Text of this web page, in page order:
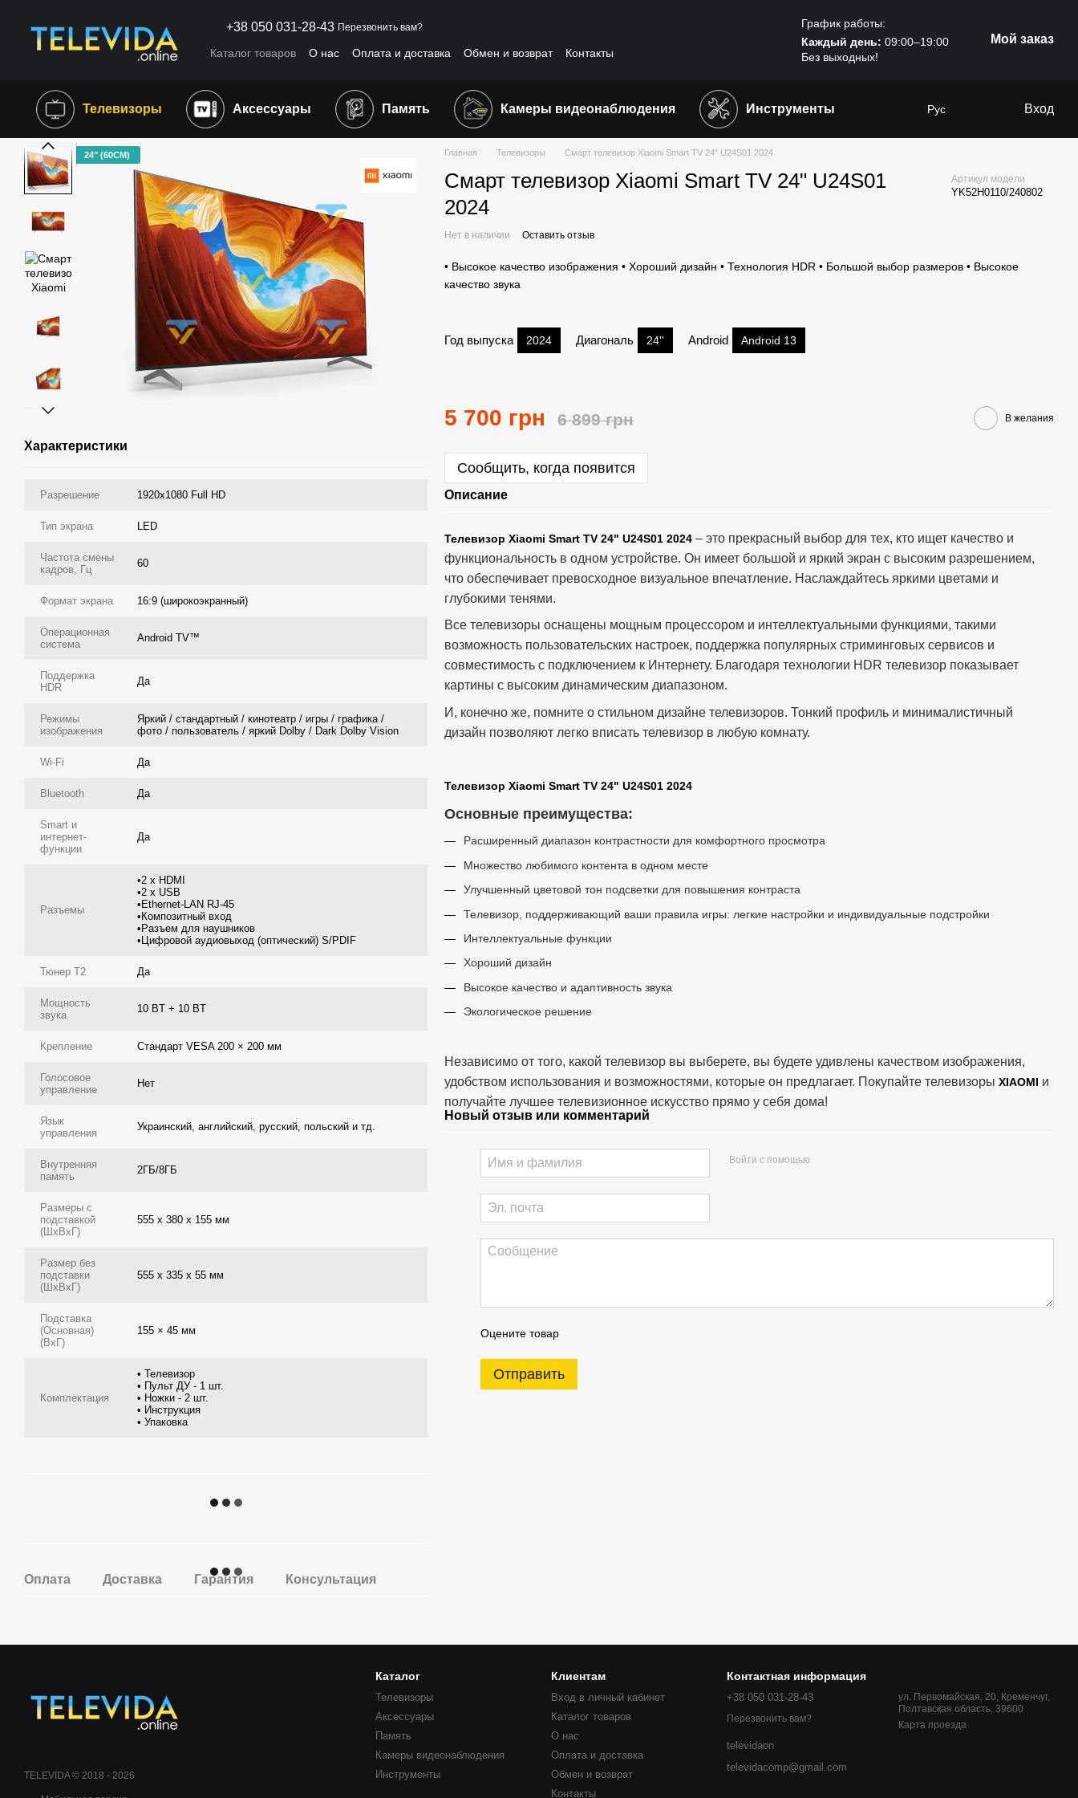
+38 050 031-28-43 Перезвонить вам?
Каталог товаров О нас Оплата и доставка Обмен и возврат
Контакты
График работы:
Каждый день: 09:00–19:00
Без выходных!
Мой заказ
Телевизоры Аксессуары Память Камеры видеонаблюдения Инструменты Рус Вход
24" (60СМ)
Характеристики
Разрешение 1920х1080 Full HD
Тип экрана LED
Частота смены
кадров, Гц
60
Формат экрана 16:9 (широкоэкранный)
Операционная
система
Android TV™
Поддержка
HDR
Да
Режимы
изображения
Яркий / стандартный / кинотеатр / игры / графика /
фото / пользователь / яркий Dolby / Dark Dolby Vision
Wi-Fi Да
Bluetooth Да
Smart и
интернет-
функции
Да
Разъемы
•2 x HDMI
•2 x USB
•Ethernet-LAN RJ-45
•Композитный вход
•Разъем для наушников
•Цифровой аудиовыход (оптический) S/PDIF
Тюнер Т2 Да
Мощность
звука
10 BT + 10 BT
Крепление Стандарт VESA 200 × 200 мм
Голосовое
управление
Нет
Язык
управления
Украинский, английский, русский, польский и тд.
Внутренняя
память
2ГБ/8ГБ
Размеры с
подставкой
(ШxВxГ)
555 х 380 х 155 мм
Размер без
подставки
(ШxВxГ)
555 х 335 х 55 мм
Подставка
(Основная)
(ВxГ)
155 × 45 мм
Комплектация
• Телевизор
• Пульт ДУ - 1 шт.
• Ножки - 2 шт.
• Инструкция
• Упаковка
Оплата Доставка Гарантия Консультация
Главная Телевизоры Смарт телевизор Xiaomi Smart TV 24" U24S01 2024
Смарт телевизор Xiaomi Smart TV 24" U24S01
2024
Артикул модели
YK52H0110/240802
Нет в наличии Оставить отзыв
• Высокое качество изображения • Хороший дизайн • Технология HDR • Большой выбор размеров • Высокое
качество звука
Год выпуска 2024 Диагональ 24'' Android Android 13
5 700 грн 6 899 грн В желания
Сообщить, когда появится
Описание
Телевизор Xiaomi Smart TV 24" U24S01 2024– это прекрасный выбор для тех, кто ищет качество и
функциональность в одном устройстве. Он имеет большой и яркий экран с высоким разрешением,
что обеспечивает превосходное визуальное впечатление. Наслаждайтесь яркими цветами и
глубокими тенями.
Все телевизоры оснащены мощным процессором и интеллектуальными функциями, такими
возможность пользовательских настроек, поддержка популярных стриминговых сервисов и
совместимость с подключением к Интернету. Благодаря технологии HDR телевизор показывает
картины с высоким динамическим диапазоном.
И, конечно же, помните о стильном дизайне телевизоров. Тонкий профиль и минималистичный
дизайн позволяют легко вписать телевизор в любую комнату.
Телевизор Xiaomi Smart TV 24" U24S01 2024
Основные преимущества:
Расширенный диапазон контрастности для комфортного просмотра
Множество любимого контента в одном месте
Улучшенный цветовой тон подсветки для повышения контраста
Телевизор, поддерживающий ваши правила игры: легкие настройки и индивидуальные подстройки
Интеллектуальные функции
Хороший дизайн
Высокое качество и адаптивность звука
Экологическое решение
Независимо от того, какой телевизор вы выберете, вы будете удивлены качеством изображения,
удобством использования и возможностями, которые он предлагает. Покупайте телевизоры XIAOMI и
получайте лучшее телевизионное искусство прямо у себя дома!
Новый отзыв или комментарий
Войти с помощью
Оцените товар
Отправить
TELEVIDA © 2018 - 2026
Каталог
Телевизоры
Аксессуары
Память
Камеры видеонаблюдения
Инструменты
Клиентам
Вход в личный кабинет
Каталог товаров
О нас
Оплата и доставка
Обмен и возврат
Контакты
Контактная информация
+38 050 031-28-43
Перезвонить вам?
televidaon
televidacomp@gmail.com
ул. Первомайская, 20, Кременчуг,
Полтавская область, 39600
Карта проезда